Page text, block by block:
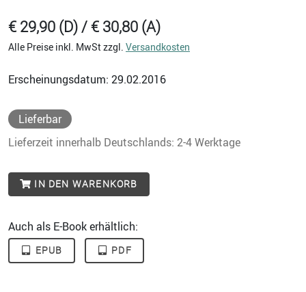
€ 29,90 (D) / € 30,80 (A)
Alle Preise inkl. MwSt zzgl. Versandkosten
Erscheinungsdatum: 29.02.2016
Lieferbar
Lieferzeit innerhalb Deutschlands: 2-4 Werktage
IN DEN WARENKORB
Auch als E-Book erhältlich:
EPUB PDF